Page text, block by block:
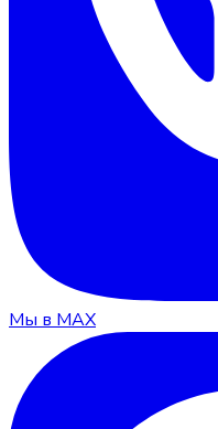
Мы в MAX